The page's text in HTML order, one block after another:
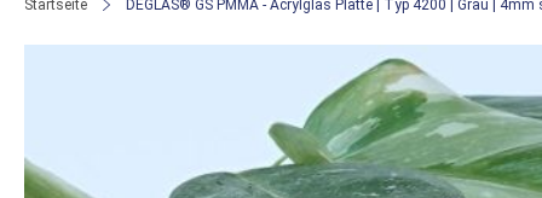
Startseite DEGLAS® GS PMMA - Acrylglas Platte | Typ 4200 | Grau | 4mm
Bildergalerie